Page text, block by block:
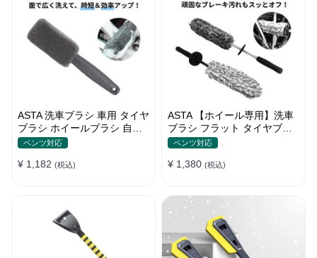
ASTA 洗車ブラシ 車用 タイヤ
ブラシ ホイールブラシ 自転
車 バイク トラック対応 洗車
掃ブラシ 1個入り
ベンツ対応
¥ 1,182 (税込)
ASTA 【ホイール専用】洗車
ブラシ フラット タイヤブラ
シ 柔らかい毛で傷つけない
ッズ ディテールブラシ 洗車
ベンツ対応
¥ 1,380 (税込)